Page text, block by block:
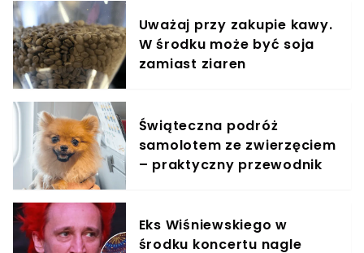
Uważaj przy zakupie kawy.
W środku może być soja
zamiast ziaren
Świąteczna podróż
samolotem ze zwierzęciem
– praktyczny przewodnik
Eks Wiśniewskiego w
środku koncertu nagle